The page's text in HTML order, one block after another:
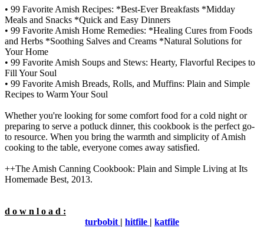
• 99 Favorite Amish Recipes: *Best-Ever Breakfasts *Midday
Meals and Snacks *Quick and Easy Dinners
• 99 Favorite Amish Home Remedies: *Healing Cures from Foods
and Herbs *Soothing Salves and Creams *Natural Solutions for
Your Home
• 99 Favorite Amish Soups and Stews: Hearty, Flavorful Recipes to
Fill Your Soul
• 99 Favorite Amish Breads, Rolls, and Muffins: Plain and Simple
Recipes to Warm Your Soul
Whether you're looking for some comfort food for a cold night or
preparing to serve a potluck dinner, this cookbook is the perfect go-
to resource. When you bring the warmth and simplicity of Amish
cooking to the table, everyone comes away satisfied.
++The Amish Canning Cookbook: Plain and Simple Living at Its
Homemade Best, 2013.
d o w n l o a d :
turbobit | hitfile | katfile